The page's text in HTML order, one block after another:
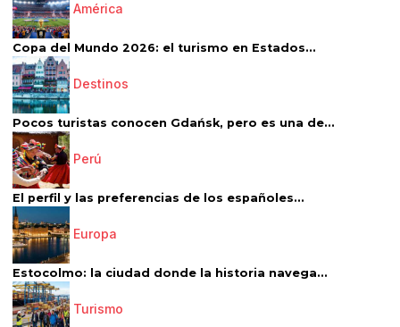
América
Copa del Mundo 2026: el turismo en Estados...
Destinos
Pocos turistas conocen Gdańsk, pero es una de...
Perú
El perfil y las preferencias de los españoles...
Europa
Estocolmo: la ciudad donde la historia navega...
Turismo